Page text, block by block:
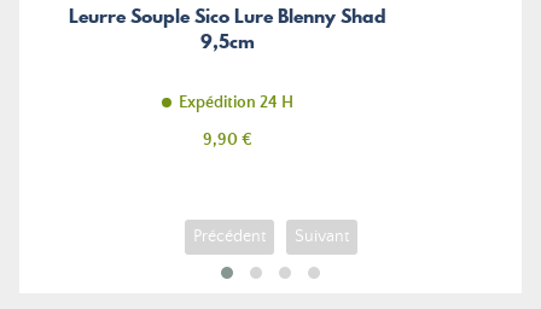
Leurre Souple Sico Lure Blenny Shad
9,5cm
Expédition 24 H
Prix
9,90 €
Précédent Suivant